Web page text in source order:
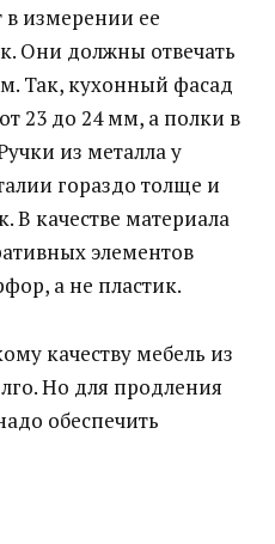
в измерении ее
Они должны отвечать
Так, кухонный фасад
23 до 24 мм, а полки в
из металла у
гораздо толще и
В качестве материала
элементов
а не пластик.
качеству мебель из
Но для продления
обеспечить